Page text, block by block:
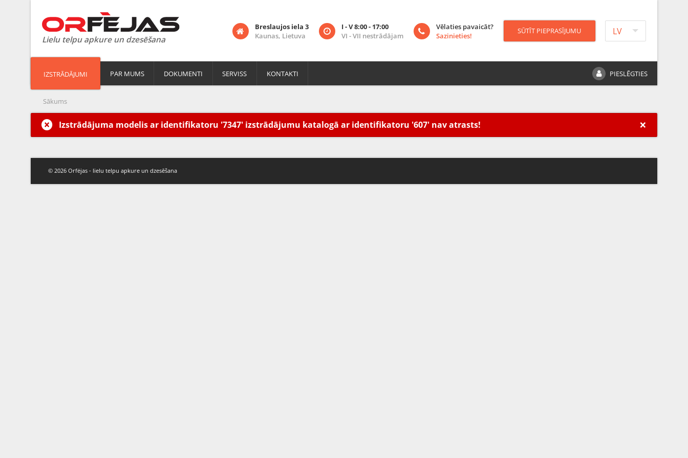
Lielu telpu apkure un dzesēšana
LV
Breslaujos iela 3
Kaunas, Lietuva
I - V 8:00 - 17:00
VI - VII nestrādājam
Vēlaties pavaicāt?
Sazinieties!
SŪTĪT PIEPRASĪJUMU
IZSTRĀDĀJUMI PAR MUMS DOKUMENTI SERVISS KONTAKTI PIESLĒGTIES
Sākums
×
Izstrādājuma modelis ar identifikatoru '7347' izstrādājumu katalogā ar identifikatoru '607' nav atrasts!
© 2026 Orfėjas - lielu telpu apkure un dzesēšana